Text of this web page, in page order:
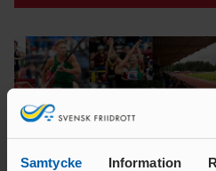
Samtycke Information